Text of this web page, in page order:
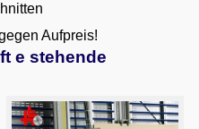
Aufpreis!
e stehende